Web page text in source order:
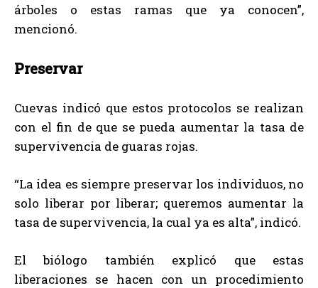
árboles o estas ramas que ya conocen”,
mencionó.
Preservar
Cuevas indicó que estos protocolos se realizan
con el fin de que se pueda aumentar la tasa de
supervivencia de guaras rojas.
“La idea es siempre preservar los individuos, no
solo liberar por liberar; queremos aumentar la
tasa de supervivencia, la cual ya es alta”, indicó.
El biólogo también explicó que estas
liberaciones se hacen con un procedimiento